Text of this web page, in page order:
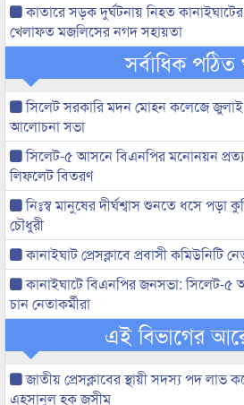
কাতারে সড়ক দুর্ঘটনায় নিহত কানাইঘাটের
খেলাফত মজলিসের নগদ সহায়তা
সর্বাধিক
সিলেট সরকারি মদন মোহন কলেজে জুলাই
আলোচনা সভা
সিলেট-৫ আসনে বিএনপির মনোনয়ন
লিফলেট বিতরণ
নিঃস্ব মানুষের দীর্ঘশ্বাস শুনতে ধসে পড়া
চৌধুরী
কানাইঘাট প্রেসক্লাবে প্রবাসী কমিউনিটি
কানাইঘাটে বিএনপির জনসভা: সিলেট-৫
চান নেতাকর্মীরা
এই বিভাগের
জাতীয় প্রেসক্লাবের স্থায়ী সদস্য পদ লাভ
এহসানুল হক জসীম